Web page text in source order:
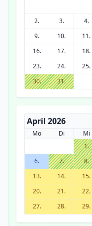
2.
3. 4.
9.
10. 11.
16.
17. 18.
23.
24. 25.
30.
31.
April 2026
Mo Di Mi
1.
6.
7. 8.
13.
14. 15.
20.
21. 22.
27.
28. 29.